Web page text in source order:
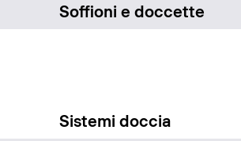
Soffioni e doccette
Sistemi doccia